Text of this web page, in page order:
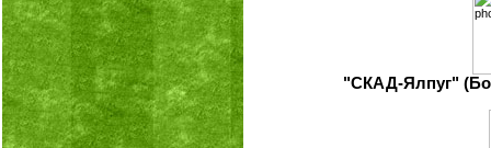
"СКАД-Ялпуг"